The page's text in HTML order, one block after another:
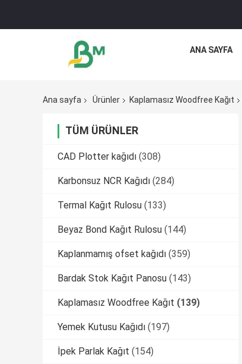
ANA SAYFA
Ana sayfa Ürünler Kaplamasız Woodfree Kağıt
TÜM ÜRÜNLER
CAD Plotter kağıdı (308)
Karbonsuz NCR Kağıdı (284)
Termal Kağıt Rulosu (133)
Beyaz Bond Kağıt Rulosu (144)
Kaplanmamış ofset kağıdı (359)
Bardak Stok Kağıt Panosu (143)
Kaplamasız Woodfree Kağıt (139)
Yemek Kutusu Kağıdı (197)
İpek Parlak Kağıt (154)